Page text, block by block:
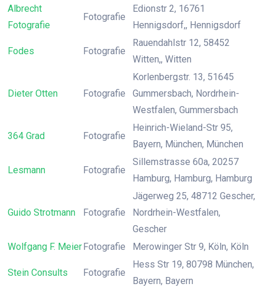
Albrecht
Fotografie
Fotografie
Edionstr 2, 16761
Hennigsdorf,, Hennigsdorf
Fodes Fotografie
Rauendahlstr 12, 58452
Witten,, Witten
Dieter Otten Fotografie
Korlenbergstr. 13, 51645
Gummersbach, Nordrhein-
Westfalen, Gummersbach
364 Grad Fotografie
Heinrich-Wieland-Str 95,
Bayern, München, München
Lesmann Fotografie
Sillemstrasse 60a, 20257
Hamburg, Hamburg, Hamburg
Guido Strotmann Fotografie
Jägerweg 25, 48712 Gescher,
Nordrhein-Westfalen,
Gescher
Wolfgang F. MeierFotografie Merowinger Str 9, Köln, Köln
Stein Consults Fotografie
Hess Str 19, 80798 München,
Bayern, Bayern